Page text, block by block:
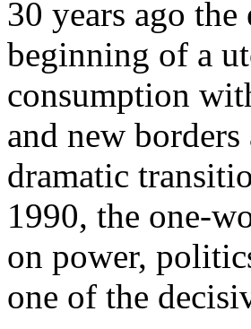
30 years ago
beginning of a
consumption
and new
dramatic
1990, the one-
on power,
one of the